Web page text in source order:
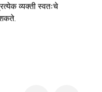
व्यक्ती स्वतःचे